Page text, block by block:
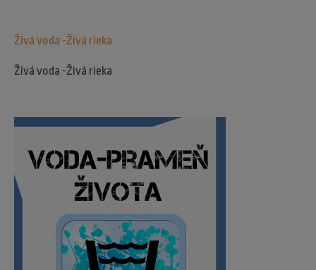
Živá voda -Živá rieka
Živá voda -Živá rieka